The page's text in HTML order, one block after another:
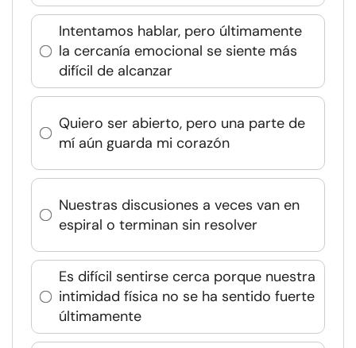
Intentamos hablar, pero últimamente
la cercanía emocional se siente más
difícil de alcanzar
Quiero ser abierto, pero una parte de
mí aún guarda mi corazón
Nuestras discusiones a veces van en
espiral o terminan sin resolver
Es difícil sentirse cerca porque nuestra
intimidad física no se ha sentido fuerte
últimamente